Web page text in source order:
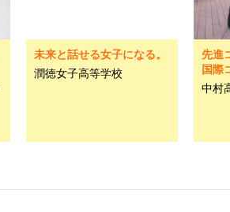
未来と話せる女子になる。
潤徳女子高等学校
先進
国際
中村